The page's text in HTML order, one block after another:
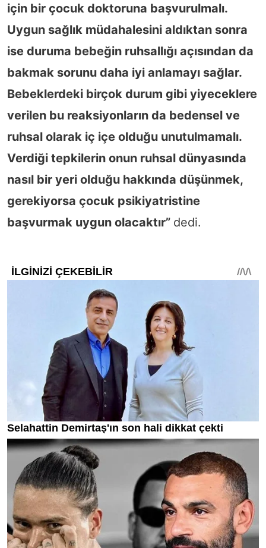
için bir çocuk doktoruna başvurulmalı.
Uygun sağlık müdahalesini aldıktan sonra
ise duruma bebeğin ruhsallığı açısından da
bakmak sorunu daha iyi anlamayı sağlar.
Bebeklerdeki birçok durum gibi yiyeceklere
verilen bu reaksiyonların da bedensel ve
ruhsal olarak iç içe olduğu unutulmamalı.
Verdiği tepkilerin onun ruhsal dünyasında
nasıl bir yeri olduğu hakkında düşünmek,
gerekiyorsa çocuk psikiyatristine
başvurmak uygun olacaktır” dedi.